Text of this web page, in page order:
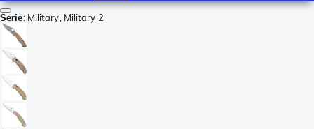
Serie: Military, Military 2